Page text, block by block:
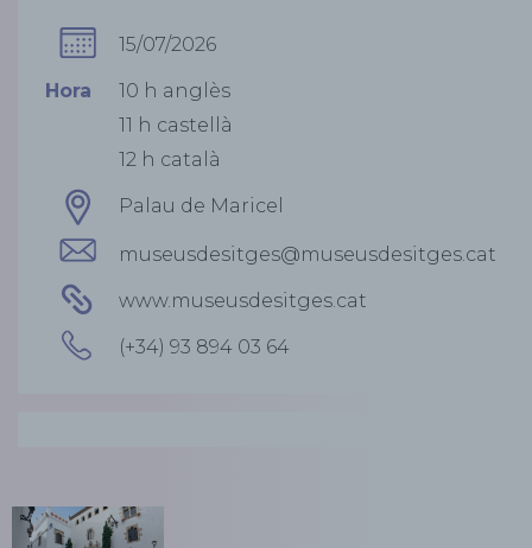
15/07/2026
Hora
10 h anglès
11 h castellà
12 h català
Palau de Maricel
museusdesitges@museusdesitges.cat
www.museusdesitges.cat
(+34) 93 894 03 64